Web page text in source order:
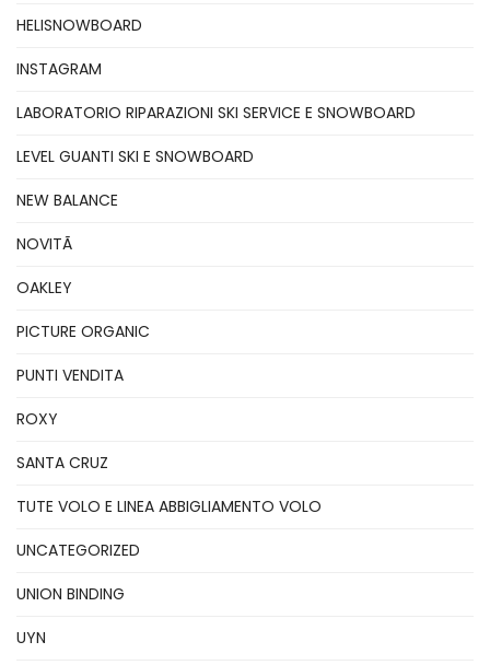
HELISNOWBOARD
INSTAGRAM
LABORATORIO RIPARAZIONI SKI SERVICE E SNOWBOARD
LEVEL GUANTI SKI E SNOWBOARD
NEW BALANCE
NOVITÃ
OAKLEY
PICTURE ORGANIC
PUNTI VENDITA
ROXY
SANTA CRUZ
TUTE VOLO E LINEA ABBIGLIAMENTO VOLO
UNCATEGORIZED
UNION BINDING
UYN